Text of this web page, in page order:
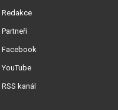
Redakce
Partneři
Facebook
YouTube
RSS kanál